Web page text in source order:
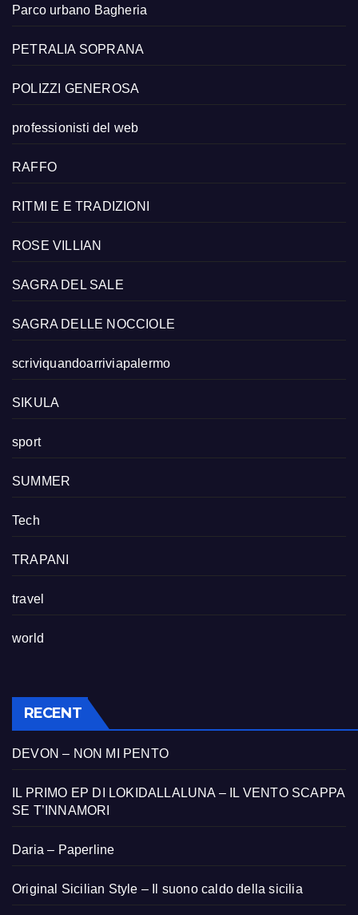
Parco urbano Bagheria
PETRALIA SOPRANA
POLIZZI GENEROSA
professionisti del web
RAFFO
RITMI E E TRADIZIONI
ROSE VILLIAN
SAGRA DEL SALE
SAGRA DELLE NOCCIOLE
scriviquandoarriviapalermo
SIKULA
sport
SUMMER
Tech
TRAPANI
travel
world
RECENT
DEVON – NON MI PENTO
IL PRIMO EP DI LOKIDALLALUNA – IL VENTO SCAPPA
SE T’INNAMORI
Daria – Paperline
Original Sicilian Style – Il suono caldo della sicilia